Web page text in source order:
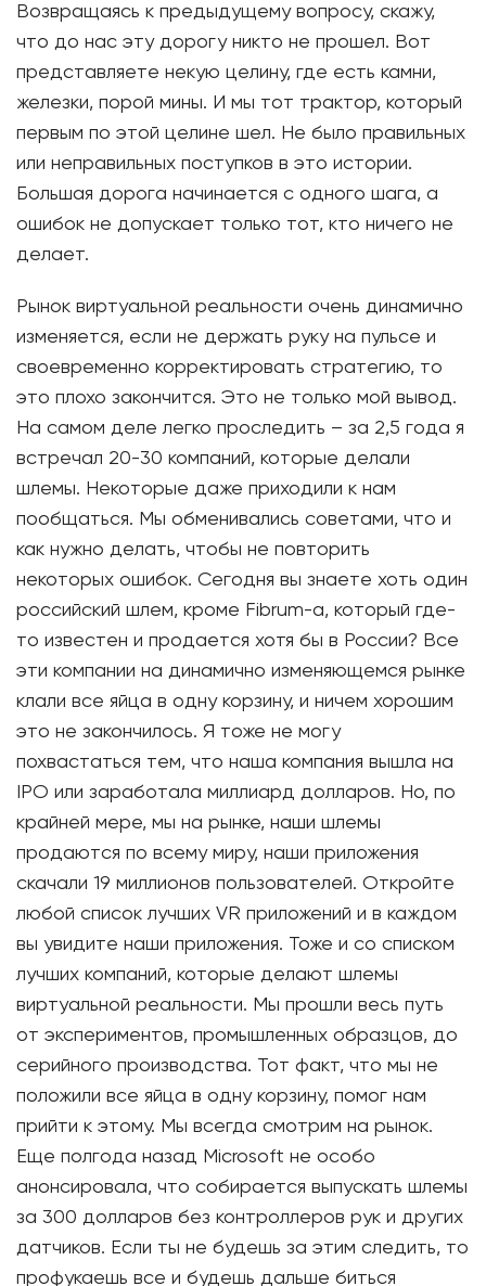
Возвращаясь к предыдущему вопросу, скажу,
что до нас эту дорогу никто не прошел. Вот
представляете некую целину, где есть камни,
железки, порой мины. И мы тот трактор, который
первым по этой целине шел. Не было правильных
или неправильных поступков в это истории.
Большая дорога начинается с одного шага, а
ошибок не допускает только тот, кто ничего не
делает.
Рынок виртуальной реальности очень динамично
изменяется, если не держать руку на пульсе и
своевременно корректировать стратегию, то
это плохо закончится. Это не только мой вывод.
На самом деле легко проследить – за 2,5 года я
встречал 20-30 компаний, которые делали
шлемы. Некоторые даже приходили к нам
пообщаться. Мы обменивались советами, что и
как нужно делать, чтобы не повторить
некоторых ошибок. Сегодня вы знаете хоть один
российский шлем, кроме Fibrum-а, который где-
то известен и продается хотя бы в России? Все
эти компании на динамично изменяющемся рынке
клали все яйца в одну корзину, и ничем хорошим
это не закончилось. Я тоже не могу
похвастаться тем, что наша компания вышла на
IPO или заработала миллиард долларов. Но, по
крайней мере, мы на рынке, наши шлемы
продаются по всему миру, наши приложения
скачали 19 миллионов пользователей. Откройте
любой список лучших VR приложений и в каждом
вы увидите наши приложения. Тоже и со списком
лучших компаний, которые делают шлемы
виртуальной реальности. Мы прошли весь путь
от экспериментов, промышленных образцов, до
серийного производства. Тот факт, что мы не
положили все яйца в одну корзину, помог нам
прийти к этому. Мы всегда смотрим на рынок.
Еще полгода назад Microsoft не особо
анонсировала, что собирается выпускать шлемы
за 300 долларов без контроллеров рук и других
датчиков. Если ты не будешь за этим следить, то
профукаешь все и будешь дальше биться